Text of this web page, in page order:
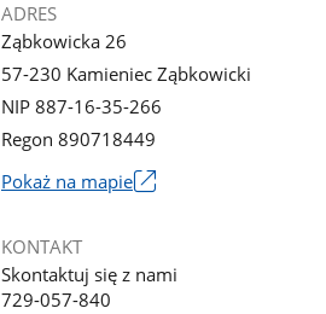
ADRES
Ząbkowicka 26
57-230 Kamieniec Ząbkowicki
NIP 887-16-35-266
Regon 890718449
Pokaż na mapieLink
nowym
KONTAKT
Skontaktuj się z nami
729-057-840